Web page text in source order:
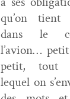
qu’on tient
dans le
l’avion…
petit, tout
lequel on